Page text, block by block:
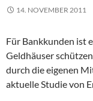
14. NOVEMBER 2011
Für Bankkunden ist
Geldhäuser
durch die eigenen
aktuelle Studie von